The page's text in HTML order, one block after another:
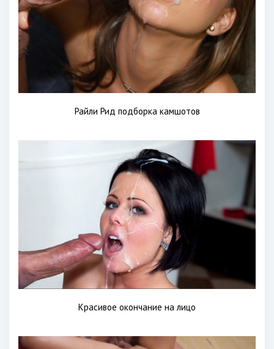
Райли Рид подборка камшотов
Красивое окончание на лицо